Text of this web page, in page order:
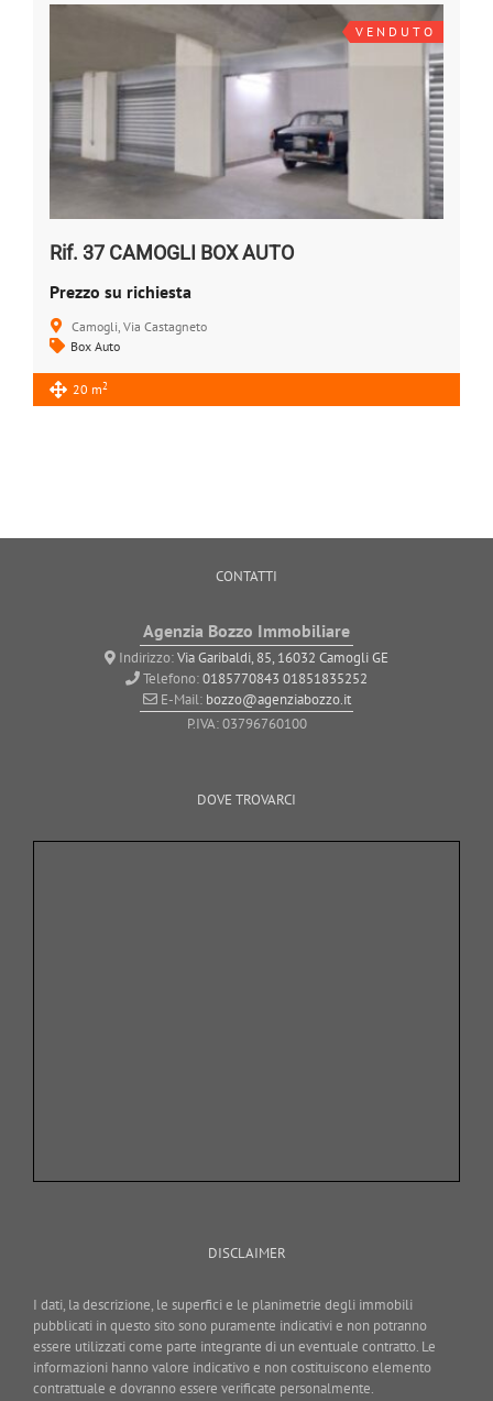
V E N D U T O
Rif. 37 CAMOGLI BOX AUTO
Prezzo su richiesta
Camogli, Via Castagneto
Box Auto
20 m2
CONTATTI
Agenzia Bozzo Immobiliare
Indirizzo:Via Garibaldi, 85, 16032 Camogli GE
Telefono:0185770843 01851835252
E-Mail: bozzo@agenziabozzo.it
P.IVA: 03796760100
DOVE TROVARCI
DISCLAIMER
I dati, la descrizione, le superfici e le planimetrie degli immobili
pubblicati in questo sito sono puramente indicativi e non potranno
essere utilizzati come parte integrante di un eventuale contratto. Le
informazioni hanno valore indicativo e non costituiscono elemento
contrattuale e dovranno essere verificate personalmente.